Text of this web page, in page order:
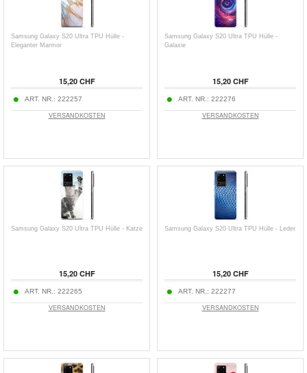
Samsung Galaxy S20 Ultra TPU Hülle -
Eleganter Marmor
15,20 CHF
ART. NR.: 222257
VERSANDKOSTEN
Samsung Galaxy S20 Ultra TPU Hülle -
Galaxie
15,20 CHF
ART. NR.: 222276
VERSANDKOSTEN
Samsung Galaxy S20 Ultra TPU Hülle - Katze
15,20 CHF
ART. NR.: 222265
VERSANDKOSTEN
Samsung Galaxy S20 Ultra TPU Hülle - Leder
15,20 CHF
ART. NR.: 222277
VERSANDKOSTEN